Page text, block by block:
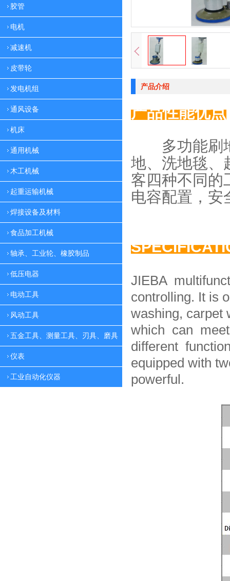
胶管
电机
减速机
皮带轮
发电机组
通风设备
机床
通用机械
木工机械
起重运输机械
焊接设备及材料
食品加工机械
轴承、工业轮、橡胶制品
低压电器
电动工具
风动工具
五金工具、测量工具、刃具、磨具
仪表
工业自动化仪器
产品介绍
产品性能优点
多功能刷地
地、 洗地毯、
客四种不同的
电容配置， 安
JIEBA
controlling. It is
washing, carpet
which can
different
equipped with
powerful.